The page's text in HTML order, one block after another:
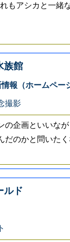
もアシカと一緒
族館
報（ホームペー
撮影
の企画といいな
だのかと問いた
ルド